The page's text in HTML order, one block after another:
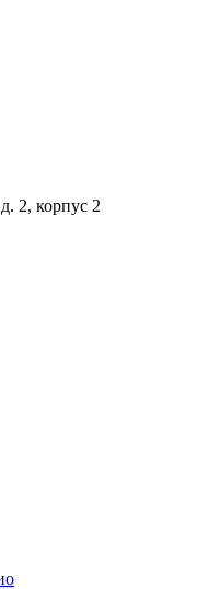
2, корпус 2